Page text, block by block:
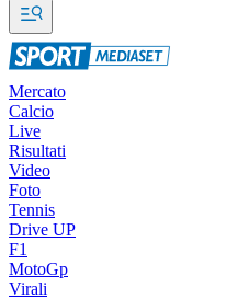
Mercato
Calcio
Live
Risultati
Video
Foto
Tennis
Drive UP
F1
MotoGp
Virali